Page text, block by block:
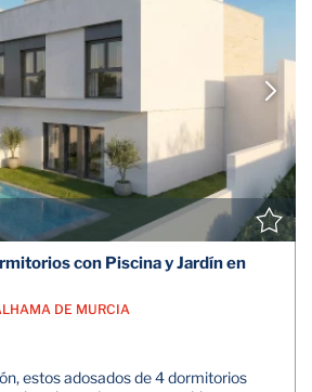
con Piscina y Jardín en
DE MURCIA
estos adosados de 4 dormitorios